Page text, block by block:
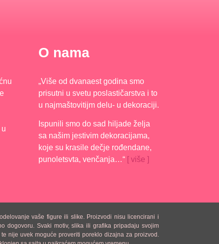
O nama
„Više od dvanaest godina smo
prisutni u svetu poslastičarstva i to
u najmaštovitijm delu- u dekoraciji.
Ispunili smo do sad hiljade želja
sa našim jestivim dekoracijama,
koje su krasile dečje rođendane,
punoletsvta, venčanja…“ [ više ]
vaše figure ili slike. Proizvodi nisu licencirani i
dogovoru. Svaki motiv, slika ili grafika pripadaju svojim
nije uvek moguće proveriti poreklo dizajna za proizvod.